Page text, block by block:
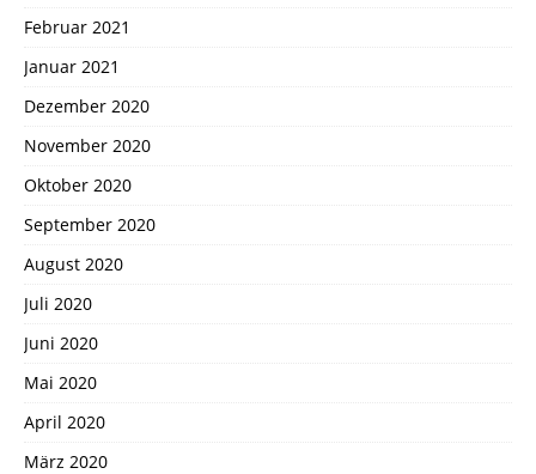
Februar 2021
Januar 2021
Dezember 2020
November 2020
Oktober 2020
September 2020
August 2020
Juli 2020
Juni 2020
Mai 2020
April 2020
März 2020